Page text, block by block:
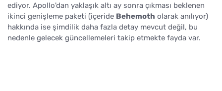
ediyor. Apollo'dan yaklaşık altı ay sonra çıkması beklenen
ikinci genişleme paketi (içeride Behemoth olarak anılıyor)
hakkında ise şimdilik daha fazla detay mevcut değil, bu
nedenle gelecek güncellemeleri takip etmekte fayda var.